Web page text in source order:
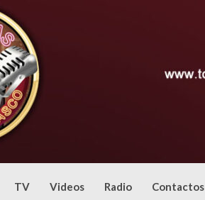
TV Videos Radio Contactos